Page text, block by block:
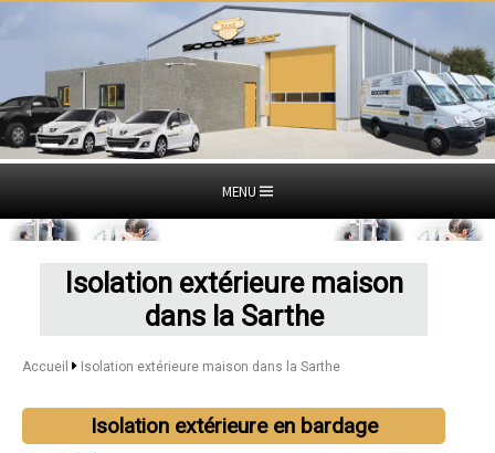
MENU
Isolation extérieure maison
dans la Sarthe
Accueil Isolation extérieure maison dans la Sarthe
Isolation extérieure en bardage